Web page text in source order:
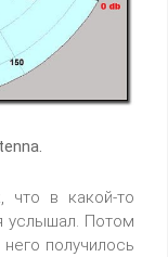
что в какой-то
услышал. Потом
получилось